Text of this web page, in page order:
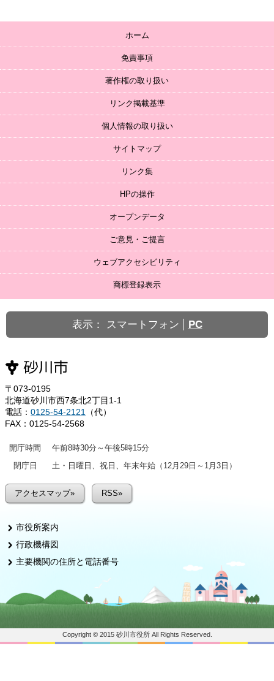
ホーム
免責事項
著作権の取り扱い
リンク掲載基準
個人情報の取り扱い
サイトマップ
リンク集
HPの操作
オープンデータ
ご意見・ご提言
ウェブアクセシビリティ
商標登録表示
表示： スマートフォン PC
〒073-0195
北海道砂川市西7条北2丁目1-1
電話： 0125-54-2121
（代）
FAX：0125-54-2568
開庁時間
午前8時30分～午後5時15分
閉庁日
土・日曜日、祝日、年末年始（12月29日～1月3日）
アクセスマップ» RSS»
市役所案内
行政機構図
主要機関の住所と電話番号
Copyright © 2015 砂川市役所 All Rights Reserved.